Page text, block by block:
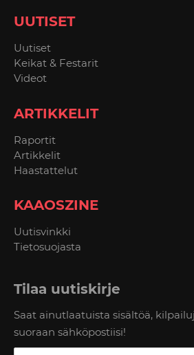
UUTISET
Uutiset
Keikat & Festarit
Videot
ARTIKKELIT
Raportit
Artikkelit
Haastattelut
KAAOSZINE
Uutisvinkki
Tietosuojasta
Tilaa uutiskirje
Saat ainutlaatuista sisältöä,
suoraan sähköpostiisi!